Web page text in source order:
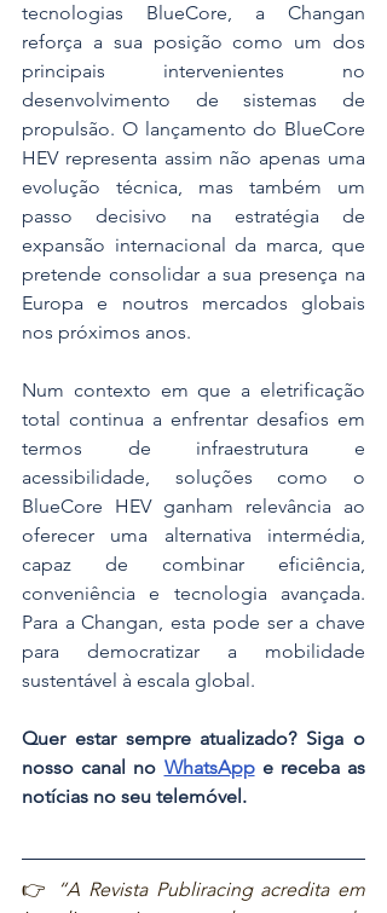
tecnologias BlueCore, a Changan
reforça a sua posição como um dos
principais intervenientes no
desenvolvimento de sistemas de
propulsão. O lançamento do BlueCore
HEV representa assim não apenas uma
evolução técnica, mas também um
passo decisivo na estratégia de
expansão internacional da marca, que
pretende consolidar a sua presença na
Europa e noutros mercados globais
nos próximos anos.
Num contexto em que a eletrificação
total continua a enfrentar desafios em
termos de infraestrutura e
acessibilidade, soluções como o
BlueCore HEV ganham relevância ao
oferecer uma alternativa intermédia,
capaz de combinar eficiência,
conveniência e tecnologia avançada.
Para a Changan, esta pode ser a chave
para democratizar a mobilidade
sustentável à escala global.
Quer estar sempre atualizado? Siga o
nosso canal no WhatsApp e receba as
notícias no seu telemóvel.
👉
“A Revista Publiracing acredita em